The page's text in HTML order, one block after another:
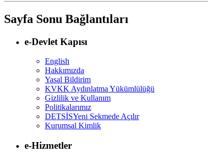
Sayfa Sonu Bağlantıları
e-Devlet Kapısı
English
Hakkımızda
Yasal Bildirim
KVKK Aydınlatma Yükümlülüğü
Gizlilik ve Kullanım
Politikalarımız
DETSİSYeni Sekmede Açılır
Kurumsal Kimlik
e-Hizmetler